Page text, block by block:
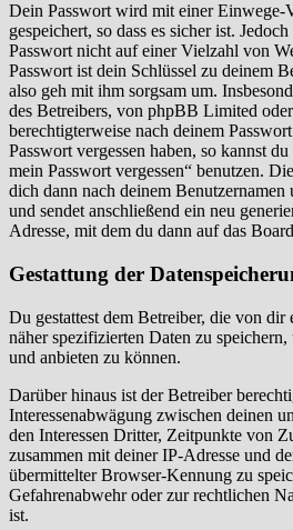
Dein Passwort wird mit einer Einwege-
gespeichert, so dass es sicher ist.
Passwort nicht auf einer Vielzahl von
Passwort ist dein Schlüssel zu deinem
also geh mit ihm sorgsam um.
des Betreibers, von phpBB Limited
berechtigterweise nach deinem
Passwort vergessen haben, so kannst
mein Passwort vergessen“ benutzen.
dich dann nach deinem
und sendet anschließend ein neu
Adresse, mit dem du dann auf das
Gestattung der
Du gestattest dem Betreiber, die von dir
näher spezifizierten Daten zu
und anbieten zu können.
Darüber hinaus ist der Betreiber
Interessenabwägung zwischen deinen
den Interessen Dritter, Zeitpunkte von
zusammen mit deiner IP-Adresse und
übermittelter Browser-Kennung zu
Gefahrenabwehr oder zur rechtlichen
ist.